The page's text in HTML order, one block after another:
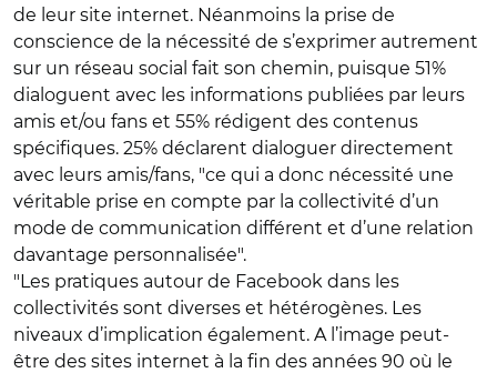
de leur site internet. Néanmoins la prise de
conscience de la nécessité de s’exprimer autrement
sur un réseau social fait son chemin, puisque 51%
dialoguent avec les informations publiées par leurs
amis et/ou fans et 55% rédigent des contenus
spécifiques. 25% déclarent dialoguer directement
avec leurs amis/fans, "ce qui a donc nécessité une
véritable prise en compte par la collectivité d’un
mode de communication différent et d’une relation
davantage personnalisée".
"Les pratiques autour de Facebook dans les
collectivités sont diverses et hétérogènes. Les
niveaux d’implication également. A l’image peut-
être des sites internet à la fin des années 90 où le